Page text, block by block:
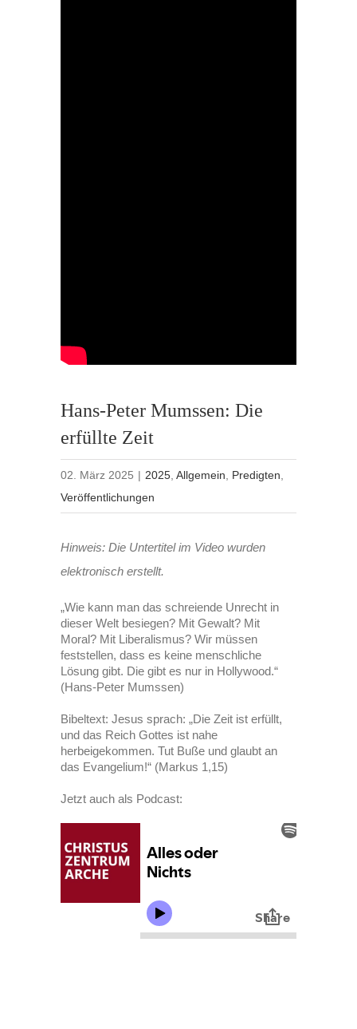
Hans-Peter Mumssen: Die
erfüllte Zeit
02. März 2025 | 2025 ,Allgemein Predigten
Veröffentlichungen
Hinweis: Die Untertitel im Video wurden
elektronisch erstellt.
„Wie kann man das schreiende Unrecht in
dieser Welt besiegen? Mit Gewalt? Mit
Moral? Mit Liberalismus? Wir müssen
feststellen, dass es keine menschliche
Lösung gibt. Die gibt es nur in Hollywood.“
(Hans-Peter Mumssen)
Bibeltext: Jesus sprach: „Die Zeit ist erfüllt,
und das Reich Gottes ist nahe
herbeigekommen. Tut Buße und glaubt an
das Evangelium!“ (Markus 1,15)
Jetzt auch als Podcast: